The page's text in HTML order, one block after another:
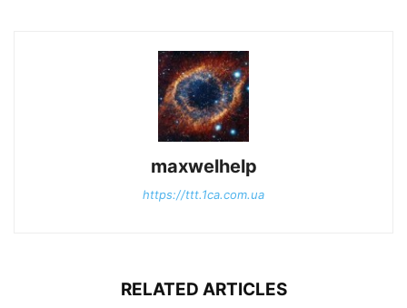
maxwelhelp
https://ttt.1ca.com.ua
RELATED ARTICLES